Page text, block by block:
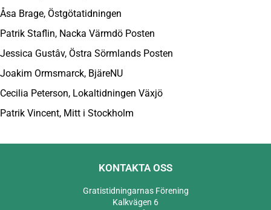
Åsa Brage, Östgötatidningen
Patrik Staflin, Nacka Värmdö Posten
Jessica Gustâv, Östra Sörmlands Posten
Joakim Ormsmarck, BjäreNU
Cecilia Peterson, Lokaltidningen Växjö
Patrik Vincent, Mitt i Stockholm
KONTAKTA OSS
Gratistidningarnas Förening
Kalkvägen 6